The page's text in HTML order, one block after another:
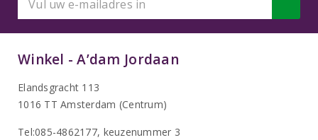
Winkel - A’dam Jordaan
Elandsgracht 113
1016 TT Amsterdam (Centrum)
Tel:085-4862177, keuzenummer 3